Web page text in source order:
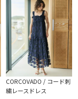
CORCOVADO / コード刺
繍レースドレス